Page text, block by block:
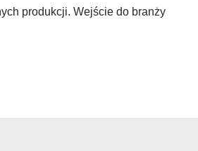
produkcji. Wejście do branży